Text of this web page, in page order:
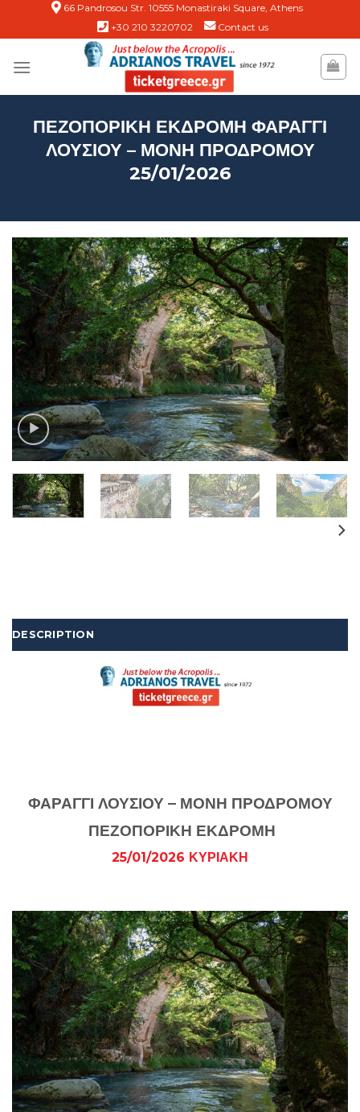
66 Pandrosou Str. 10555 Monastiraki Square, Athens
+30 210 3220702
Contact us
ΠΕΖΟΠΟΡΙΚΗ ΕΚΔΡΟΜΗ ΦΑΡΑΓΓΙ
ΛΟΥΣΙΟΥ – ΜΟΝΗ ΠΡΟΔΡΟΜΟΥ
25/01/2026
DESCRIPTION
ΦΑΡΑΓΓΙ ΛΟΥΣΙΟΥ – ΜΟΝΗ ΠΡΟΔΡΟΜΟΥ
ΠΕΖΟΠΟΡΙΚΗ ΕΚΔΡΟΜΗ
25/01/2026 ΚΥΡΙΑΚΗ